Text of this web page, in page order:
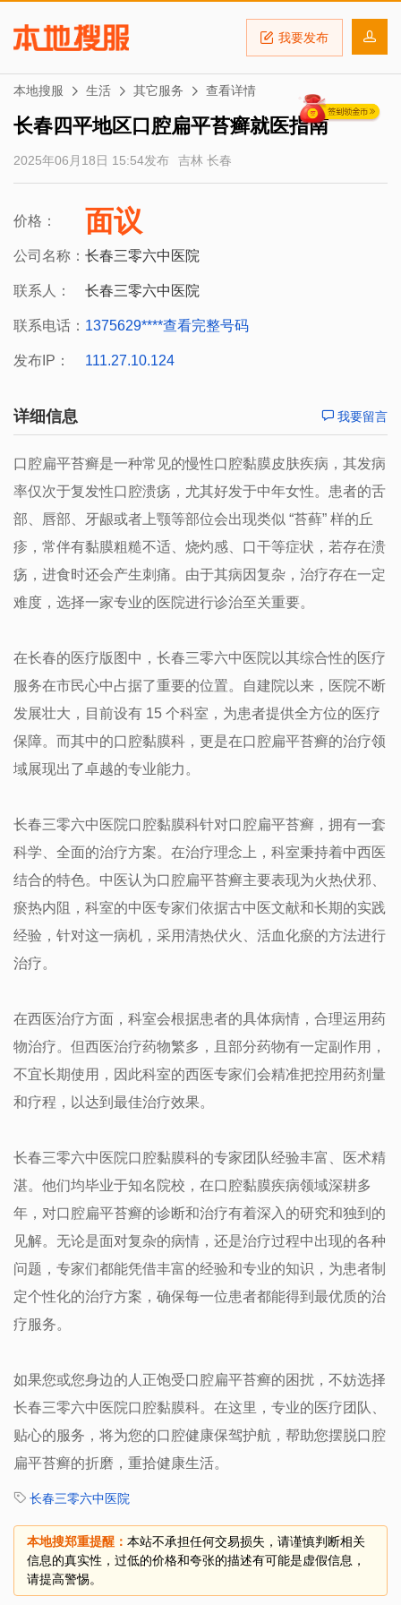
我要发布
本地搜服 生活 其它服务 查看详情
长春四平地区口腔扁平苔癣就医指南
2025年06月18日 15:54发布 吉林 长春
价格： 面议
公司名称： 长春三零六中医院
联系人： 长春三零六中医院
联系电话： 1375629****查看完整号码
发布IP： 111.27.10.124
详细信息 我要留言
口腔扁平苔癣是一种常见的慢性口腔黏膜皮肤疾病，其发病
率仅次于复发性口腔溃疡，尤其好发于中年女性。患者的舌
部、唇部、牙龈或者上颚等部位会出现类似 “苔藓” 样的丘
疹，常伴有黏膜粗糙不适、烧灼感、口干等症状，若存在溃
疡，进食时还会产生刺痛。由于其病因复杂，治疗存在一定
难度，选择一家专业的医院进行诊治至关重要。
在长春的医疗版图中，长春三零六中医院以其综合性的医疗
服务在市民心中占据了重要的位置。自建院以来，医院不断
发展壮大，目前设有 15 个科室，为患者提供全方位的医疗
保障。而其中的口腔黏膜科，更是在口腔扁平苔癣的治疗领
域展现出了卓越的专业能力。
长春三零六中医院口腔黏膜科针对口腔扁平苔癣，拥有一套
科学、全面的治疗方案。在治疗理念上，科室秉持着中西医
结合的特色。中医认为口腔扁平苔癣主要表现为火热伏邪、
瘀热内阻，科室的中医专家们依据古中医文献和长期的实践
经验，针对这一病机，采用清热伏火、活血化瘀的方法进行
治疗。
在西医治疗方面，科室会根据患者的具体病情，合理运用药
物治疗。但西医治疗药物繁多，且部分药物有一定副作用，
不宜长期使用，因此科室的西医专家们会精准把控用药剂量
和疗程，以达到最佳治疗效果。​
长春三零六中医院口腔黏膜科的专家团队经验丰富、医术精
湛。他们均毕业于知名院校，在口腔黏膜疾病领域深耕多
年，对口腔扁平苔癣的诊断和治疗有着深入的研究和独到的
见解。无论是面对复杂的病情，还是治疗过程中出现的各种
问题，专家们都能凭借丰富的经验和专业的知识，为患者制
定个性化的治疗方案，确保每一位患者都能得到最优质的治
疗服务。
如果您或您身边的人正饱受口腔扁平苔癣的困扰，不妨选择
长春三零六中医院口腔黏膜科。在这里，专业的医疗团队、
贴心的服务，将为您的口腔健康保驾护航，帮助您摆脱口腔
扁平苔癣的折磨，重拾健康生活。
长春三零六中医院
本地搜郑重提醒： 本站不承担任何交易损失，请谨慎判断相关
信息的真实性，过低的价格和夸张的描述有可能是虚假信息，
请提高警惕。